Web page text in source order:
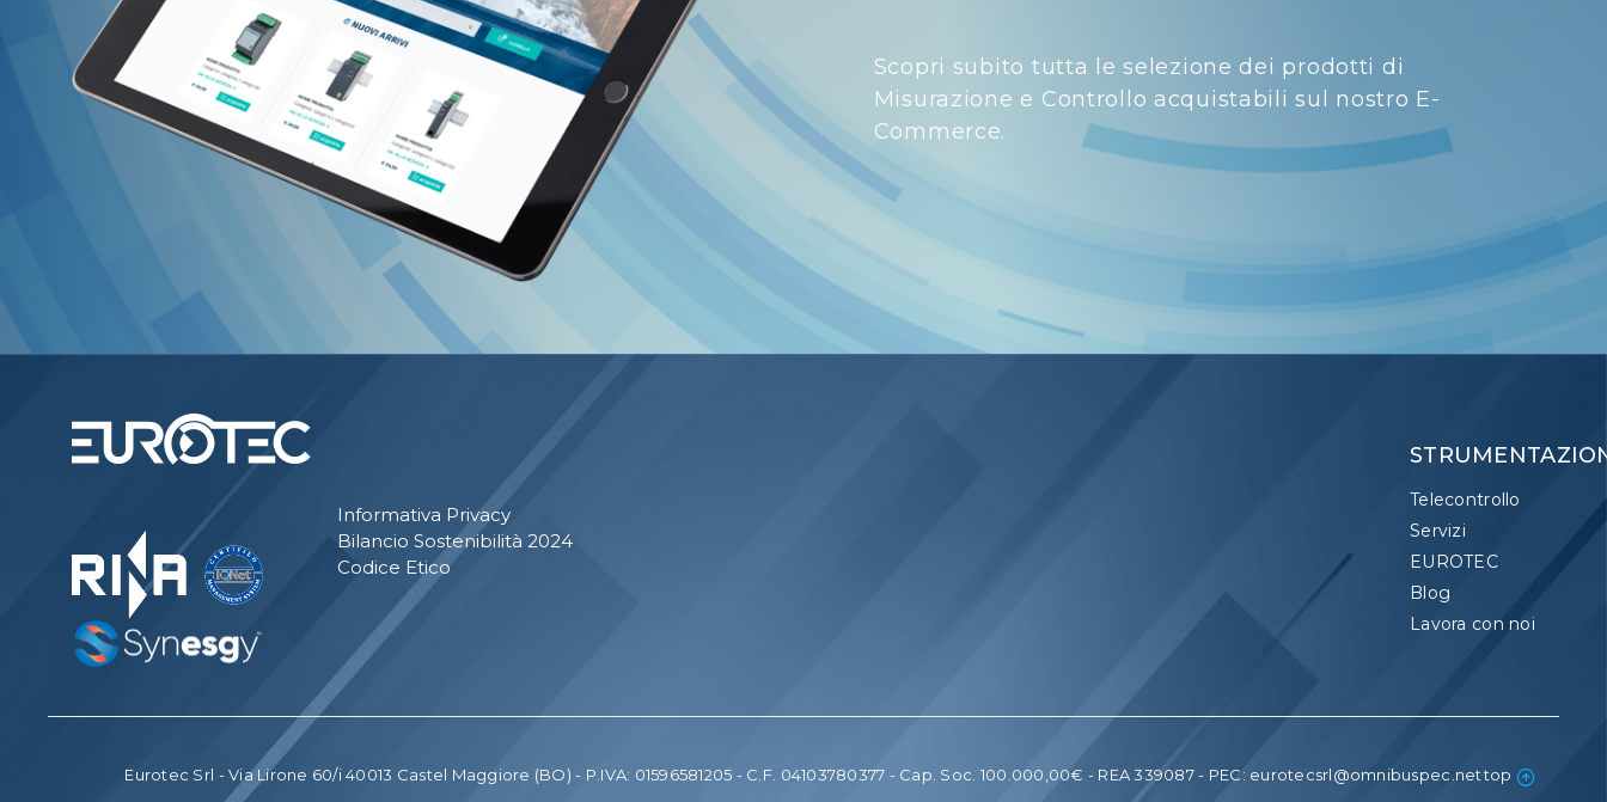
Scopri subito tutta le selezione dei prodotti di
Misurazione e Controllo acquistabili sul nostro E-
Commerce.
Informativa Privacy
Bilancio Sostenibilità 2024
Codice Etico
Telecontrollo
Servizi
EUROTEC
Blog
Lavora con noi
Eurotec Srl - Via Lirone 60/i 40013 Castel Maggiore (BO) - P.IVA: 01596581205 - C.F. 04103780377 - Cap. Soc. 100.000,00€ - REA 339087 - PEC: eurotecsrl@omnibuspec.nettop